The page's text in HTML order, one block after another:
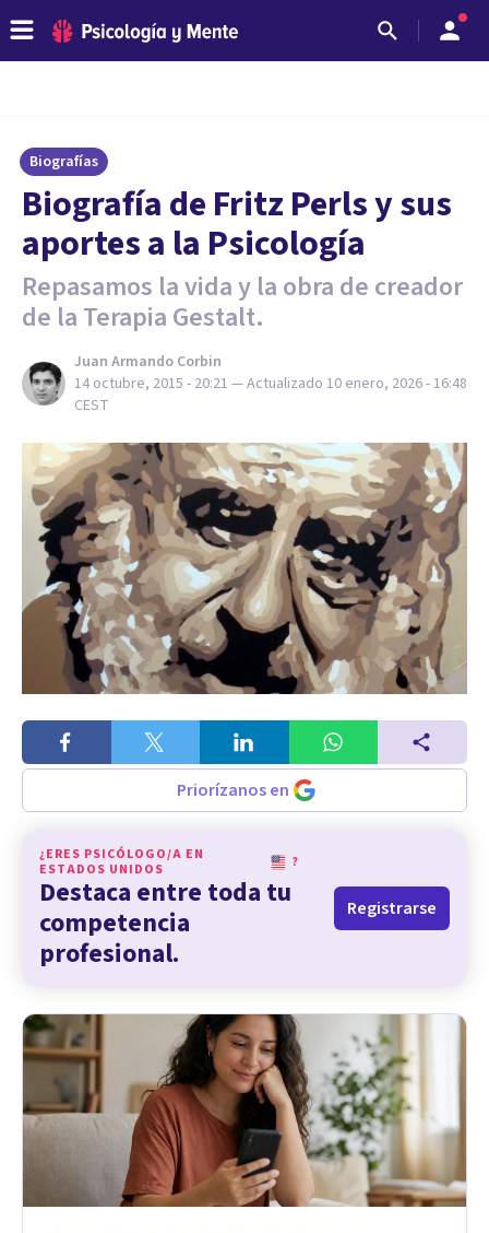
Biografías
​Biografía de Fritz Perls y sus
aportes a la Psicología
Repasamos la vida y la obra de creador
de la Terapia Gestalt.
Juan Armando Corbin
14 octubre, 2015 - 20:21 — Actualizado 10 enero, 2026 - 16:48
CEST
Priorízanos en
¿ERES PSICÓLOGO/A EN
ESTADOS UNIDOS
?
Destaca entre toda tu
competencia
profesional.
Registrarse